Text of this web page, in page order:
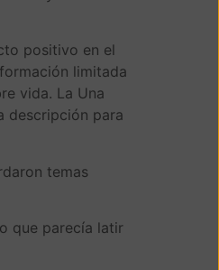
positivo en el
limitada
vida. La Una
descripción para
temas
que parecía latir